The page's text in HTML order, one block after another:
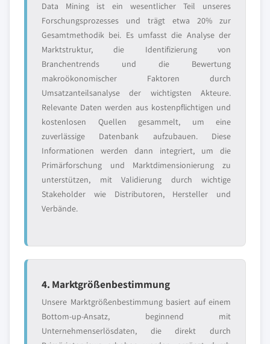
Data Mining ist ein wesentlicher Teil unseres
Forschungsprozesses und trägt etwa 20% zur
Gesamtmethodik bei. Es umfasst die Analyse der
Marktstruktur, die Identifizierung von
Branchentrends und die Bewertung
makroökonomischer Faktoren durch
Umsatzanteilsanalyse der wichtigsten Akteure.
Relevante Daten werden aus kostenpflichtigen und
kostenlosen Quellen gesammelt, um eine
zuverlässige Datenbank aufzubauen. Diese
Informationen werden dann integriert, um die
Primärforschung und Marktdimensionierung zu
unterstützen, mit Validierung durch wichtige
Stakeholder wie Distributoren, Hersteller und
Verbände.
4. Marktgrößenbestimmung
Unsere Marktgrößenbestimmung basiert auf einem
Bottom-up-Ansatz, beginnend mit
Unternehmenserlösdaten, die direkt durch